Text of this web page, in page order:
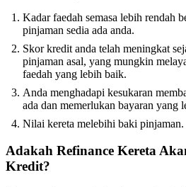
Kadar faedah semasa lebih rendah
pinjaman sedia ada anda.
Skor kredit anda telah meningkat
pinjaman asal, yang mungkin
faedah yang lebih baik.
Anda menghadapi kesukaran
ada dan memerlukan bayaran yang
Nilai kereta melebihi baki pinjaman.
Adakah Refinance Kereta
Kredit?